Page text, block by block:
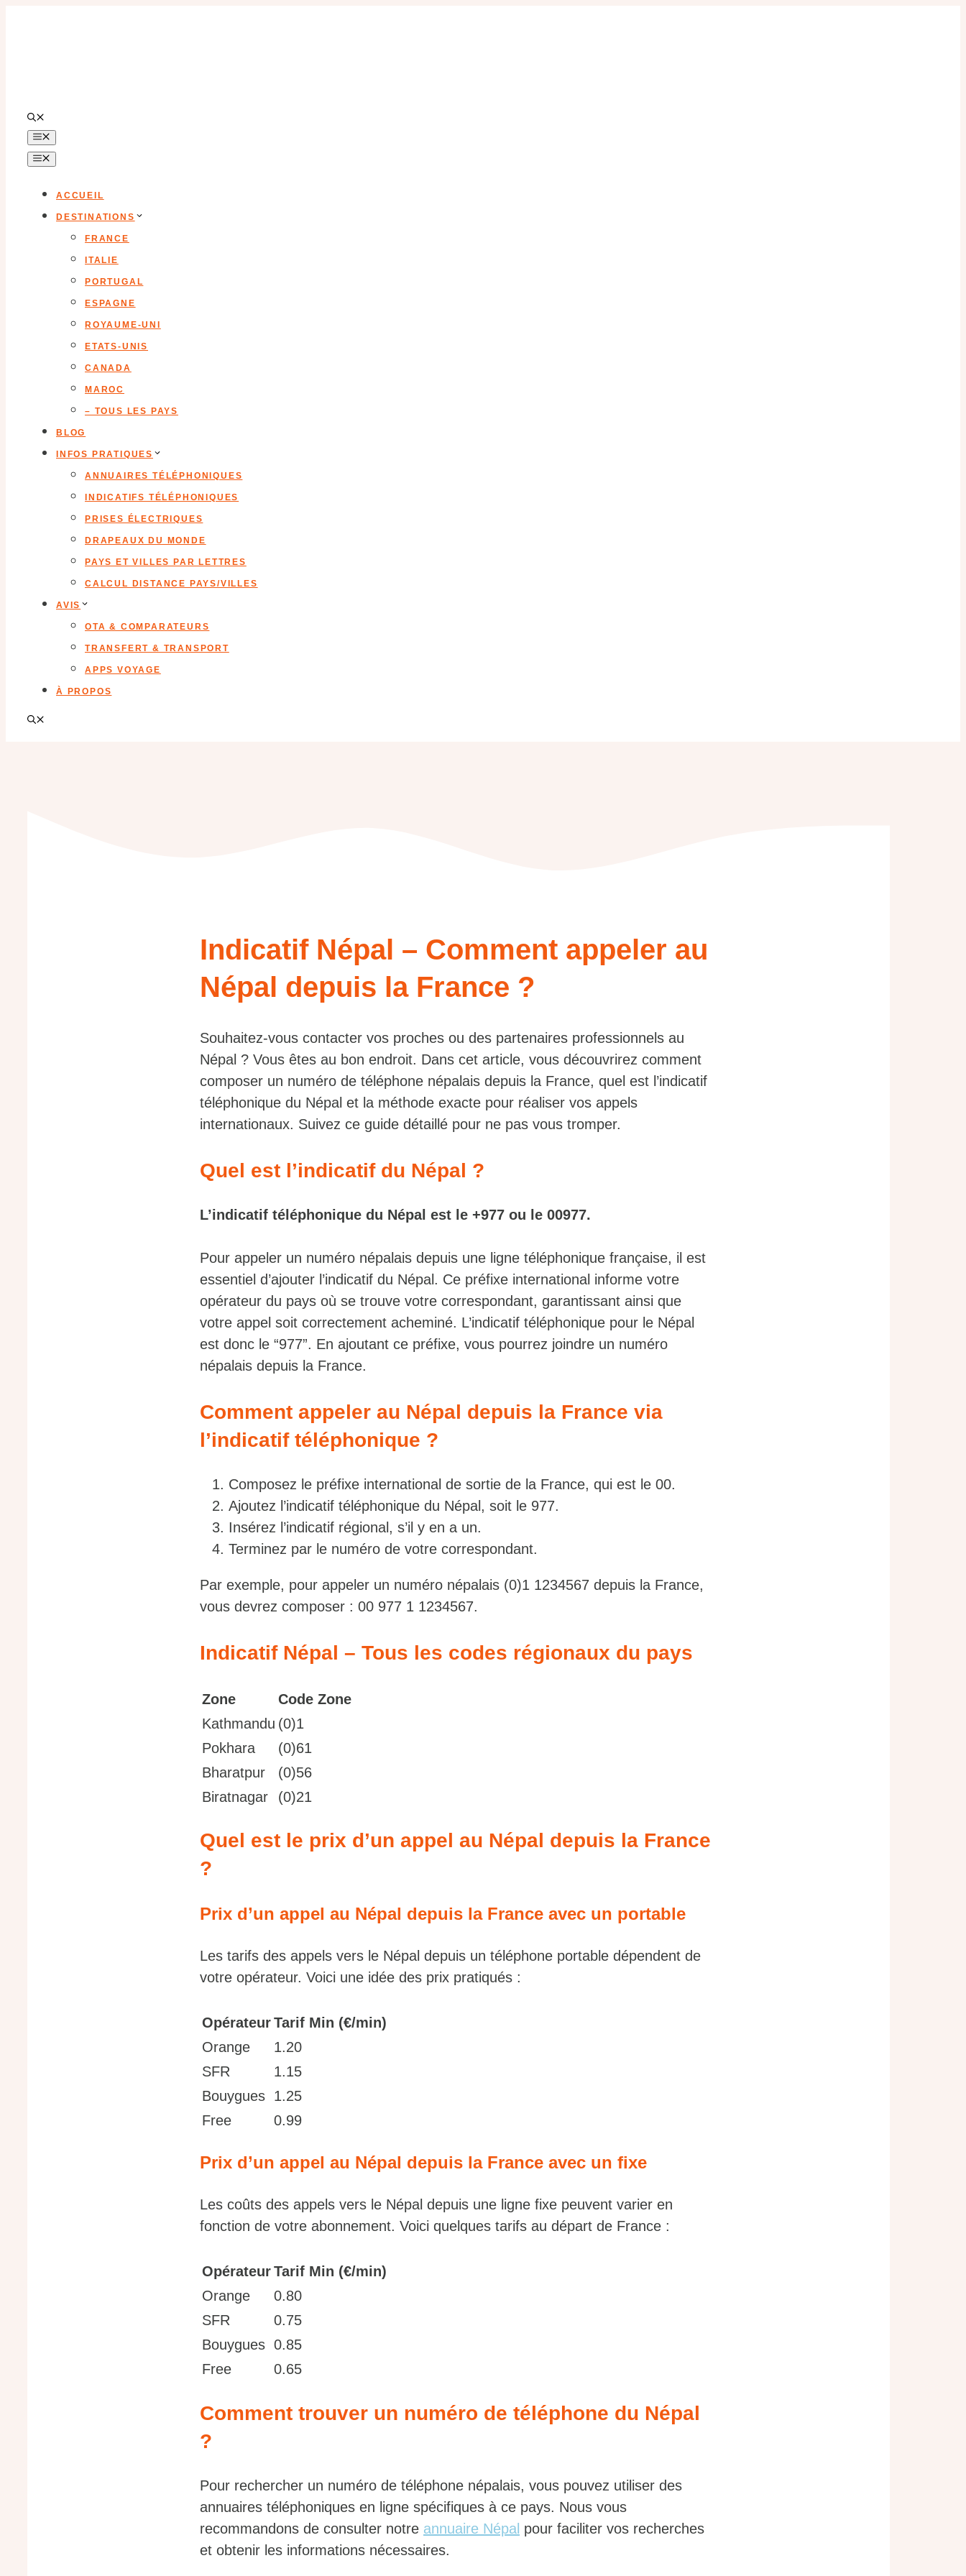
ACCUEIL
DESTINATIONS
FRANCE
ITALIE
PORTUGAL
ESPAGNE
ROYAUME-UNI
ETATS-UNIS
CANADA
MAROC
– TOUS LES PAYS
BLOG
INFOS PRATIQUES
ANNUAIRES TÉLÉPHONIQUES
INDICATIFS TÉLÉPHONIQUES
PRISES ÉLECTRIQUES
DRAPEAUX DU MONDE
PAYS ET VILLES PAR LETTRES
CALCUL DISTANCE PAYS/VILLES
AVIS
OTA & COMPARATEURS
TRANSFERT & TRANSPORT
APPS VOYAGE
À PROPOS
Indicatif Népal – Comment appeler au
Népal depuis la France ?
Souhaitez-vous contacter vos proches ou des partenaires professionnels au
Népal ? Vous êtes au bon endroit. Dans cet article, vous découvrirez comment
composer un numéro de téléphone népalais depuis la France, quel est l’indicatif
téléphonique du Népal et la méthode exacte pour réaliser vos appels
internationaux. Suivez ce guide détaillé pour ne pas vous tromper.
Quel est l’indicatif du Népal ?
L’indicatif téléphonique du Népal est le +977 ou le 00977.
Pour appeler un numéro népalais depuis une ligne téléphonique française, il est
essentiel d’ajouter l’indicatif du Népal. Ce préfixe international informe votre
opérateur du pays où se trouve votre correspondant, garantissant ainsi que
votre appel soit correctement acheminé. L’indicatif téléphonique pour le Népal
est donc le “977”. En ajoutant ce préfixe, vous pourrez joindre un numéro
népalais depuis la France.
Comment appeler au Népal depuis la France via
l’indicatif téléphonique ?
Composez le préfixe international de sortie de la France, qui est le 00.
Ajoutez l’indicatif téléphonique du Népal, soit le 977.
Insérez l’indicatif régional, s’il y en a un.
Terminez par le numéro de votre correspondant.
Par exemple, pour appeler un numéro népalais (0)1 1234567 depuis la France,
vous devrez composer : 00 977 1 1234567.
Indicatif Népal – Tous les codes régionaux du pays
Zone
Code Zone
Kathmandu (0)1
Pokhara
(0)61
Bharatpur
(0)56
Biratnagar
(0)21
Quel est le prix d’un appel au Népal depuis la France
?
Prix d’un appel au Népal depuis la France avec un portable
Les tarifs des appels vers le Népal depuis un téléphone portable dépendent de
votre opérateur. Voici une idée des prix pratiqués :
OpérateurTarif Min (€/min)
Orange
1.20
SFR
1.15
Bouygues 1.25
Free
0.99
Prix d’un appel au Népal depuis la France avec un fixe
Les coûts des appels vers le Népal depuis une ligne fixe peuvent varier en
fonction de votre abonnement. Voici quelques tarifs au départ de France :
OpérateurTarif Min (€/min)
Orange
0.80
SFR
0.75
Bouygues 0.85
Free
0.65
Comment trouver un numéro de téléphone du Népal
?
Pour rechercher un numéro de téléphone népalais, vous pouvez utiliser des
annuaires téléphoniques en ligne spécifiques à ce pays. Nous vous
recommandons de consulter notre annuaire Népal pour faciliter vos recherches
et obtenir les informations nécessaires.